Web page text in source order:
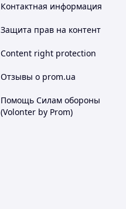
Контактная информация
Защита прав на контент
Content right protection
Отзывы о prom.ua
Помощь Силам обороны
(Volonter by Prom)